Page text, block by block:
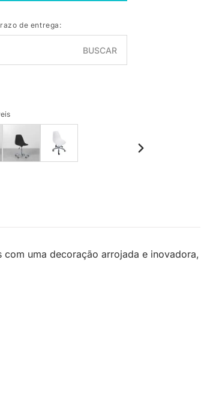
de entrega:
BUSCAR
uma decoração arrojada e inovadora,